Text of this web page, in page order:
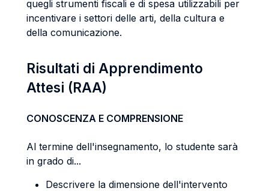
quegli strumenti fiscali e di spesa utilizzabili per
incentivare i settori delle arti, della cultura e
della comunicazione.
Risultati di Apprendimento
Attesi (RAA)
CONOSCENZA E COMPRENSIONE
Al termine dell'insegnamento, lo studente sarà
in grado di...
Descrivere la dimensione dell'intervento